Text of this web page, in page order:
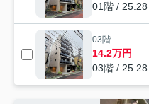
01階 /
03階
14.2万円
03階 /